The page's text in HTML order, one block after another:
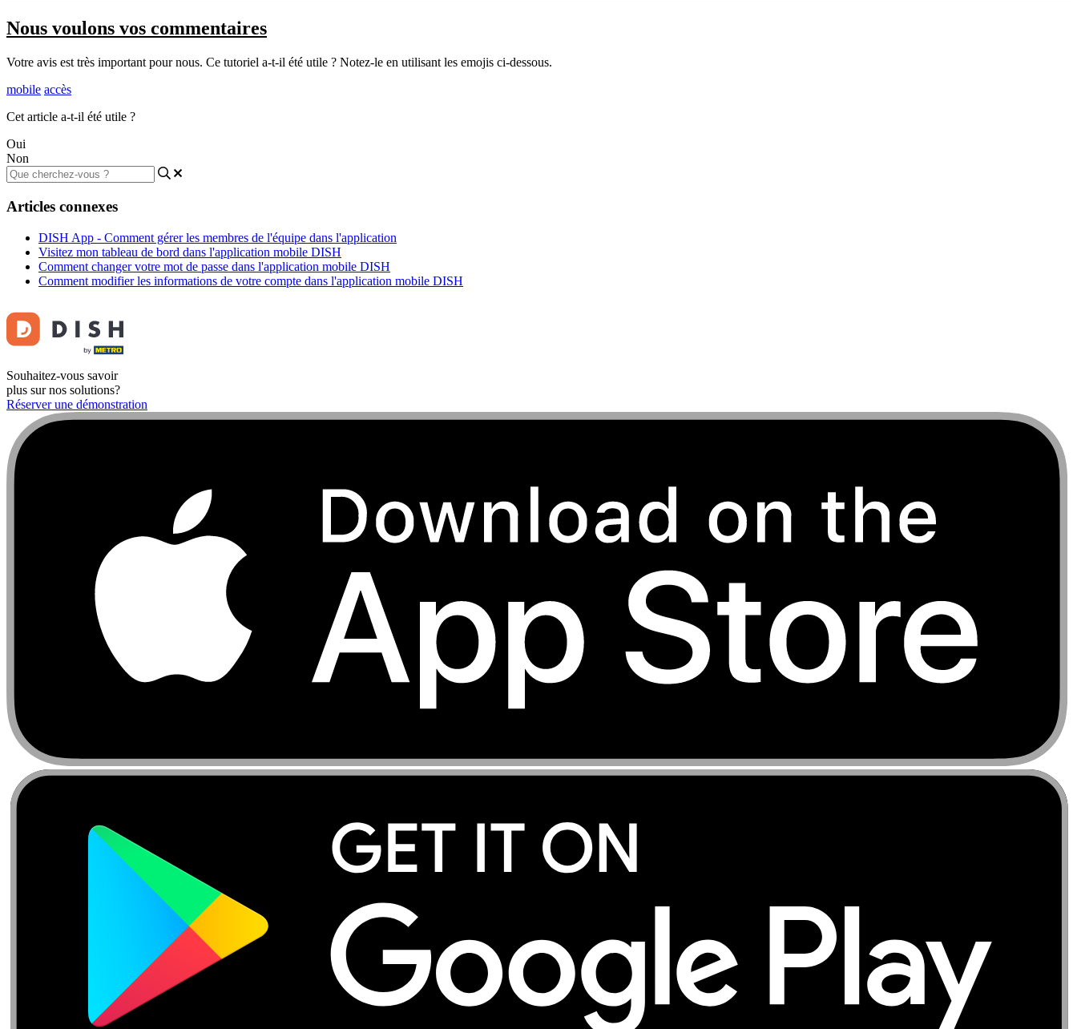
Nous voulons vos commentaires
Votre avis est très important pour nous. Ce tutoriel a-t-il été utile ? Notez-le en utilisant les emojis ci-dessous.
mobile accès
Cet article a-t-il été utile ?
Oui
Non
Articles connexes
DISH App - Comment gérer les membres de l'équipe dans l'application
Visitez mon tableau de bord dans l'application mobile DISH
Comment changer votre mot de passe dans l'application mobile DISH
Comment modifier les informations de votre compte dans l'application mobile DISH
Souhaitez-vous savoir
plus sur nos solutions?
Réserver une démonstration